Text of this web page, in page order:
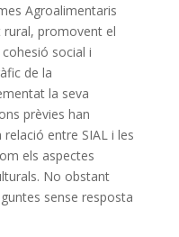
Agroalimentaris
promovent el
social i
de la
la seva
prèvies han
entre SIAL i les
els aspectes
No obstant
sense resposta